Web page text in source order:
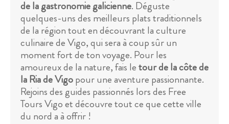
de la gastronomie galicienne. Déguste
quelques-uns des meilleurs plats traditionnels
de la région tout en découvrant la culture
culinaire de Vigo, qui sera à coup sûr un
moment fort de ton voyage. Pour les
amoureux de la nature, fais letour de la côte de
la Ria de Vigopour une aventure passionnante.
Rejoins des guides passionnés lors des Free
Tours Vigo et découvre tout ce que cette ville
du nord a à offrir !